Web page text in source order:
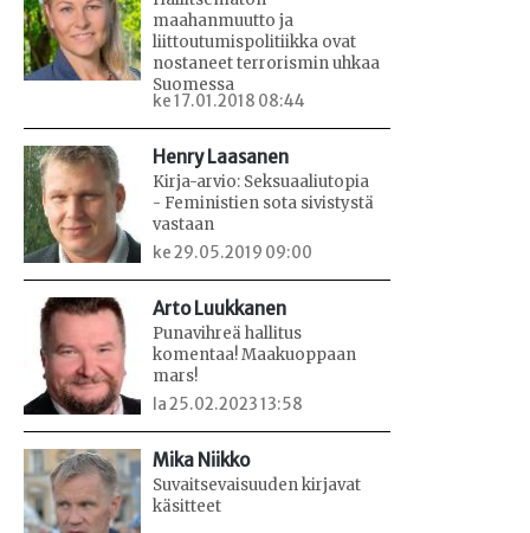
maahanmuutto ja
liittoutumispolitiikka ovat
nostaneet terrorismin uhkaa
Suomessa
ke 17.01.2018 08:44
Henry Laasanen
Kirja-arvio: Seksuaaliutopia
- Feministien sota sivistystä
vastaan
ke 29.05.2019 09:00
Arto Luukkanen
Punavihreä hallitus
komentaa! Maakuoppaan
mars!
la 25.02.2023 13:58
Mika Niikko
Suvaitsevaisuuden kirjavat
käsitteet